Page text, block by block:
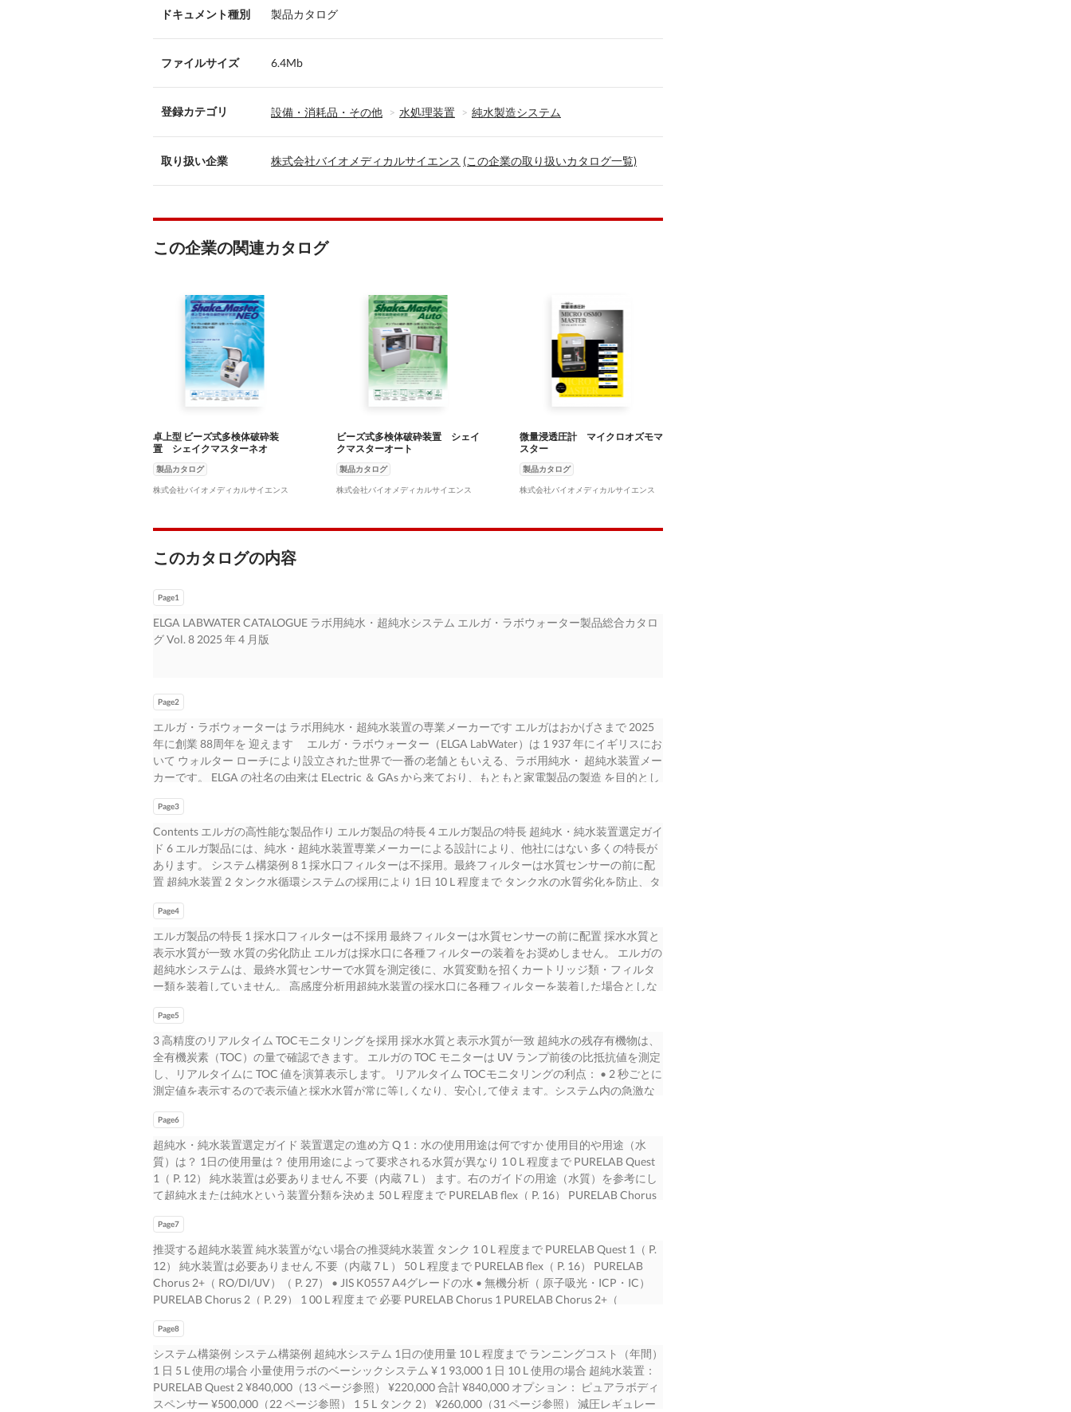
ドキュメント種別 製品カタログ
ファイルサイズ 6.4Mb
登録カテゴリ 設備・消耗品・その他 水処理装置 純水製造システム
取り扱い企業 株式会社バイオメディカルサイエンス (この企業の取り扱いカタログ一覧)
この企業の関連カタログ
卓上型 ビーズ式多検体破砕装
置 シェイクマスターネオ
製品カタログ
株式会社バイオメディカルサイエンス
ビーズ式多検体破砕装置 シェイ
クマスターオート
製品カタログ
株式会社バイオメディカルサイエンス
微量浸透圧計 マイクロオズモマ
スター
製品カタログ
株式会社バイオメディカルサイエンス
このカタログの内容
Page1
ELGA LABWATER CATALOGUE ラボ用純水・超純水システム エルガ・ラボウォーター製品総合カタロ
グ Vol. 8 2025 年 4 月版
Page2
エルガ・ラボウォーターは ラボ用純水・超純水装置の専業メーカーです エルガはおかげさまで 2025
年に創業 88周年を 迎えます エルガ・ラボウォーター（ELGA LabWater）は 1 937 年にイギリスにお
いて ウォルター ローチにより設立された世界で一番の老舗ともいえる、ラボ用純水・ 超純水装置メー
カーです。 ELGA の社名の由来は ELectric ＆ GAs から来ており、もともと家電製品の製造 を目的とし
処理ビジネスへ転換し、 スケーリングを防止 するための小型イオン交換ユニットを開発しました。
我々は、この技術が他の アプリケーション、特に研究室で大きな可能性を持っていることに気づき、
ラボ 用純水装置のビジネスへと発展させました。 1 959 年にはラボ用の純水装置を北米およびアジア
地域にも提供を開始しまし た。現在は、世界 1 30 か国以上でビジネスを展開しており、実験室、医療
及び臨 床検査用純水・超純水装置の世界的リーダーとなっています。 2000 年に世界的な水道事業を
ー（UK）Ltd. の一部門とし て現在に至っています。 ELGA は長らく日本においては輸入代理店にその
ほとんどの業務を委託して、 ビジネスの展開を図ってきました。しかしながら、改めて日本市場の重
要性に ついて再認識し、2009 年にエルガ・ラボウォーターとして日本事務所を開設、 輸入代理店の
支援業務を開始して現在に至っています。 ELGA は、早くから技術開発の先進性を志向し、また製品
デザインの重要性を 認識しており、世界中の 80 以上の特許を保持し、ラボ用純水・超純水装置に多
くの先進テクノロジーの採用をどこよりも早く行ってきました。その一例を次 のページに示しました
のでご参照ください。またその製品デザインも数多くの 産業デザインにおける国際的な賞を授与され
ています。 また、ELGA 製品は可能な限り環境への負荷を低減するように設計されていま す。弊社社
長ノーラ イケネも「私たちは、80 年以上の伝統を有する純水・超 純水装置メーカーとして、環境に
持続可能な技術や製品設計を使用し、当社の 業務が気候変動に与える影響を最小限にする責任があり
ます。」 と述べておりま す。 これからも 1 00 年を越えてより良い製品、サービスを提供できるよう
に 努力してまいりますので宜しくお願い申し上げます。 2
Page3
Contents エルガの高性能な製品作り エルガ製品の特長 4 エルガ製品の特長 超純水・純水装置選定ガイ
ド 6 エルガ製品には、純水・超純水装置専業メーカーによる設計により、他社にはない 多くの特長が
あります。 システム構築例 8 1 採水口フィルターは不採用。最終フィルターは水質センサーの前に配
置 超純水装置 2 タンク水循環システムの採用により 1日 10 L 程度まで タンク水の水質劣化を防止、タ
を採用 4 消耗品の交換を装置前面から簡単に、低頻度に PURELAB Quest 2（RO / DI / UV） 13 5 全機
種バリデーション対応（PURELAB Quest を除く） 1日 20 L 程度まで PURELAB flex 3 14 ※ 詳細は 4、
5 ページに掲載しています。 1日 50 L まで エルガの先進技術一例 PURELAB flex / flex UV 16 エルガが
ラボ用純水・超純水装置に初めて導入した技術です。 1日 100 L まで PURELAB Chorus 1 Complete 10
/ 20 17 高感度分析用 1 985 セルロースに代わる コンポジット RO膜 採用 PURELAB Chorus 1
ー 設置 PURELAB Chorus 1 Life Science 20 複合型タンクエアベントフィルター 採用 UHQ 1日 50 L 以
上の汎用超純水 1 990 銀添加活性炭 採用 PURELAB Chorus 1 General Science 21 MAXIMA 1 992 ピュ
アシュア方式 採用（18ページ参照） ピュアラボディスペンサー 22 ハローディスペンサー 23 1 993
TOC モニタリング 採用 分析装置直結型超純水装置 三室構造 1 995 EDI（ スケーリング防止機能） 採
用 （ 26ページ参照） PURELAB flex 3+ 24 Ultra 2000 複数ディスぺンサー 採用
純水装置 2001 装置一体型タンク 採用 PURELAB Chorus 2+（RO / DI / UV）10 / 20 27 カートリッジの
PURELAB Chorus 2+（RO / EDI / UV）10 / 20 28 2002 データタグ管理（誤装着防止） 採用 MEDICA
Pro PURELAB Chorus 2 10 / 20 29 大型装置での管理キーシステム 採用 2003 PURELAB Chorus 3 10 /
20 / 30 29 大型装置の一体成型タンク 採用 2004 夜間休止機能 採用 超純水装置 一覧 30 採水操作の登
録機能 採用 2005 flex 純水装置 一覧 31 （ 23ページ参照） 2009 装置殺菌洗浄パック
採用 本体、アクセサリー、消耗品価格一覧 32 Chorus 販売終了装置用消耗品一覧 38 201 4 複数装置の
セントラル制御機能 採用 201 8 ディスペンサーに IPX7防水性能 採用 Quest 2024 新素材（アクアポリ
ン膜）RO膜 採用 ピュアラボディスペンサー 3
Page4
エルガ製品の特長 1 採水口フィルターは不採用 最終フィルターは水質センサーの前に配置 採水水質と
表示水質が一致 水質の劣化防止 エルガは採水口に各種フィルターの装着をお奨めしません。 エルガの
超純水システムは、最終水質センサーで水質を測定後に、水質変動を招くカートリッジ類・フィルタ
ー類を装着していません。 高感度分析用超純水装置の採水口に各種フィルターを装着した場合としな
グランドが安定しています。1） また、採水口フィルターの交換後に 200 L 程度排水しないと水質が安
定しません。2） 3） しかも、装置の水質表示は交換前と交換後の排水中とで全く変化がないのでご注
意ください。 Chorus システムは、用途に合わせた超純水カートリッジ（18 ページ参照）を採用し、
様々な分野に最高純度の超純水を供給します。 採水口に各種フィルターの装着は 採水口フィルターの
交換後に 200 L 程度 採水口フィルター装着直後に生じる 水質低下の恐れがあります 排水しないと水質
0.020 UF 10 活性炭 100 UF 0.0 1 5 8 80 C 18 0.010 C18 6 MF 60 活性炭 0.005 無し 40 4 0.000 20 2
-0.005 0 0 0.00 2.00 4.00 6.00 8.00 10.00 12.00 14.00 16.00 18.00 20.00 0 20 40 60 80 100 120 140 0 20
40 60 80 100 120 140 分 通水量（L） 洗浄水量（L) 採水口フィルターの装着による水質への影響 1）
各種フィルター交換後の TOC値変動例 2） 各種フィルター交換後の比抵抗値変動例 3） Conditions
;Conditions ; Column : Develosil FlexFire AQ C18, 1.6 µm (2.0x100 mm) ColumnS :y s Dteemv e:
lWoastiel rFs lAeCxQFUirITeY AUPQLC C H1-8Cl,a 1ss.6 PL µUSm (2.0x1 00 mm) （Whitehead,
Labwater Tutorials 201 8.6） System M : o Wbilea pteharsse A: CA)Q WUatIeTrY B U) APcLeCto nHit-
riClelass PLUS Mobile pDhetaecsteio :n : A U) VW 21a0t nemr B) Acetonitrile Detectioinje :c t i
UonV v o2lu1m0 en 10m.0 iµnLjection vo（lu野m村e化 1学0.株0 式µ会L 社様ご提供） （野村化学株式
会社様ご提供） 2 タンク水循環システムを採用 タンク水の水質劣化を防止 タンク用UVランプ不要 採
水水質と表示が一致 エルガは、タンク水を循環し、その循環ライン中に純水カートリッジ・UV ラン
プを配置することでタンク水の水質維持を可能にしました。純水・ 超純水は貯留直後から水質が低下
しますので貯水タンクに殺菌ランプを入れるだけでは水質の維持は図れません。 タンク水循環システ
ムにより、タンク水の劣化を防ぎ、超純水装置の負荷を抑え結果として超純水装置のカートリッジの
寿命も伸ばすことができ ます。反対に、タンクに製造した水を貯めるだけの純水装置は、ディスプレ
イに表示された水質が採水水質と大きく異なり安心してお使いになれ ません。その点エルガのタンク
水循環システムを有する純水・超純水装置は、循環ライン採水直前のポイントで水質を測定しますの
で安心です。 また、循環ライン中の UV ランプによりバクテリアの抑制を図ります。このためタンク
Page5
3 高精度のリアルタイム TOCモニタリングを採用 採水水質と表示水質が一致 超純水の残存有機物は、
全有機炭素（TOC）の量で確認できます。 エルガの TOC モニターは UV ランプ前後の比抵抗値を測定
し、リアルタイムに TOC 値を演算表示します。 リアルタイム TOCモニタリングの利点： • 2 秒ごとに
測定値を表示するので表示値と採水水質が常に等しくなり、安心して使えます。システム内の急激な
ンプリング後 5 ～ 10 分後に測定値がアウトプットされますので、実際の採水水質とは異なる恐れがあ
ります。4） 2 秒おきに測定するリアルタイムモニタリングですが、TOC計での測定値と高い相関があ
り、低濃度の TOC計として十分に信頼性を有しています。5） 他社は機種によっては採水後に TOC の
測定を開始する場合もあります。その場合採水した水の TOC 値は、数分後にしか分からないため高感
度分析 に使用する際には特に注意が必要です。 ELGA リアルタイム TOCモニター バッチ式 TOCモニタ
Sievers 820 アナライザー 20 9 9.1 7 6.4 15 5 5.0 4 3.8 10 3 3.2 2 2.1 5 1 1 .7 0 （ELGA LabWater,
Technology Note No.28） 0 5 10 15 時間（分） TOC表示値と採水水質の変化例 4） （ELGA LabWater,
Technology Note No.1 8） 4 消耗品の交換を装置前面から簡単に、低頻度に 目安 2 ～ 3 年毎交換の RO
カートリッジを除き、ほとんど全ての消耗品は装置の前扉を開くだけでアクセス可能です。イージー
メンテナンスを追求 した装置デザインです。特に純水・超純水カートリッジはワンタッチ操作により
どなたでも簡単に交換できます。また PURELAB flex や PURELAB Chorus では操作手順がディスプレ
イ上に表示されますので確実に交換できます。 PURELAB Quest PURELAB flex 3 PURELAB Chorus 2
PURELAB Chorus 1 Complete 5 全機種バリデーション対応（PURELAB Questを除く） エルガの純
水・超純水装置は PURELAB Quest を除く全機種がバリデー バリデーションサポートを希望されるお
客様の 超純水の使用量が 1 日 5 L 程度の ションサポートの対象です。最上位機種だけではなく幅広い
機種から 場合の超純水システム選定比較 選定ができるため、大幅にイニシャルコストを低減できま
す。また最上 エルガ製品：PURELAB flex 3 位機種では消耗品の点数も多く、ランニングコストも高額
Page6
超純水・純水装置選定ガイド 装置選定の進め方 Q 1：水の使用用途は何ですか 使用目的や用途（水
質）は？ 1日の使用量は？ 使用用途によって要求される水質が異なり 1 0 L 程度まで PURELAB Quest
1（ P. 12） 純水装置は必要ありません 不要（内蔵 7 L ） ます。右のガイドの用途（水質）を参考にし
て超純水または純水という装置分類を決めま 50 L 程度まで PURELAB flex（ P. 16） PURELAB Chorus
PURELAB Chorus 2（ P. 29） 1 00 L 程度まで 必要 Q 2：1 日の使用量は何 L 程度ですか PURELAB
Chorus 1 PURELAB Chorus 2+（ RO/DI/UV）（ P. 27） （4 種類から選択） General Science（
P. 21） 1 日のおおよその使用量がわかれば、純水 200 L 程度まで PURELAB Chorus 2+（
RO/EDI/UV）（ P. 28） 装置の製造量の目安となります。超純水が 必要な場合も、対応可能な機種、
供給用の純 1 0 L 程度まで PURELAB Quest 2（ P. 13） 不要（内蔵 7 L ） 水装置の機種が決まります。
（内蔵 7 L ） 超 • 無機分析（ 原子吸光・ICP・IC） Q 3：1 回の使用量は何 L 程度ですか 純 • 有機分析
（ HPLC・TOC測定） • ライフサイエンス研究用 50 L 程度まで PURELAB flex UV（ P. 16） PURELAB
Chorus 2+（ RO/DI/UV）（ P. 27） 必要（4 種類から選択） 1 回の使用量が 1 度に採水できなければ
不 水 便です。この量を基に貯水タンクの容量を 1 00 L 程度まで PURELAB Chorus 1 Complete（ P.
17） 純水装置は必要ありません 必要（4 種類から選択） 決めます。エルガでは純水装置の製造量が
Page7
推奨する超純水装置 純水装置がない場合の推奨純水装置 タンク 1 0 L 程度まで PURELAB Quest 1（ P.
12） 純水装置は必要ありません 不要（内蔵 7 L ） 50 L 程度まで PURELAB flex（ P. 16） PURELAB
Chorus 2+（ RO/DI/UV）（ P. 27） • JIS K0557 A4グレードの水 • 無機分析（ 原子吸光・ICP・IC）
PURELAB Chorus 2（ P. 29） 1 00 L 程度まで 必要 PURELAB Chorus 1 PURELAB Chorus 2+（
Chorus 2+（ RO/EDI/UV）（ P. 28） 1 0 L 程度まで PURELAB Quest 2（ P. 13） 不要（内蔵 7 L ） 純水
装置は必要ありません • JIS K0557 A4グレードの水 20 L 程度まで PURELAB flex 3（ P. 14） 不要（内
蔵 7 L ） 超 • 無機分析（ 原子吸光・ICP・IC） 純 • 有機分析（ HPLC・TOC測定） • ライフサイエン
ス研究用 50 L 程度まで PURELAB flex UV（ P. 16） PURELAB Chorus 2+（ RO/DI/UV）（ P. 27） 必要
（4 種類から選択） 水 1 00 L 程度まで PURELAB Chorus 1 Complete（ P. 17） 純水装置は必要ありま
Page8
システム構築例 システム構築例 超純水システム 1日の使用量 10 L 程度まで ランニングコスト（年間）
1 日 5 L 使用の場合 小量使用ラボのベーシックシステム ¥ 1 93,000 1 日 10 L 使用の場合 超純水装置：
PURELAB Quest 2 ¥840,000（13 ページ参照） ¥220,000 合計 ¥840,000 オプション： ピュアラボディ
スペンサー ¥500,000（22 ページ参照） 1 5 L タンク 2） ¥260,000（31 ページ参照） 減圧レギュレー